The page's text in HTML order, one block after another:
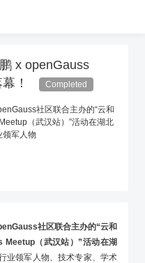
x openGauss
！
Completed
社区联合主办的“云和
（武汉站）”活动在湖北
领军人物
社区联合主办的“云和
Meetup（武汉站）”活动在湖
业领军人物、技术专家、学术